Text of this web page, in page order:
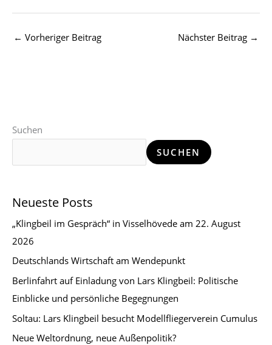
← Vorheriger Beitrag Nächster Beitrag →
Suchen
SUCHEN
Neueste Posts
„Klingbeil im Gespräch“ in Visselhövede am 22. August
2026
Deutschlands Wirtschaft am Wendepunkt
Berlinfahrt auf Einladung von Lars Klingbeil: Politische
Einblicke und persönliche Begegnungen
Soltau: Lars Klingbeil besucht Modellfliegerverein Cumulus
Neue Weltordnung, neue Außenpolitik?